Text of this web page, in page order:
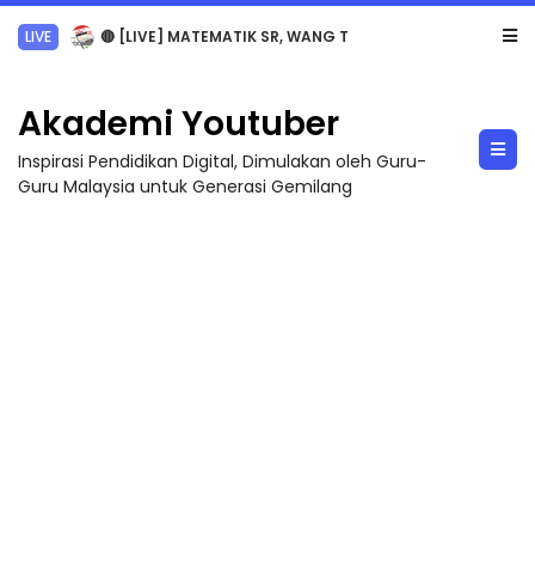
Sejarah Tingkatan 4
Akademi Youtuber
Inspirasi Pendidikan Digital, Dimulakan oleh Guru-
Guru Malaysia untuk Generasi Gemilang